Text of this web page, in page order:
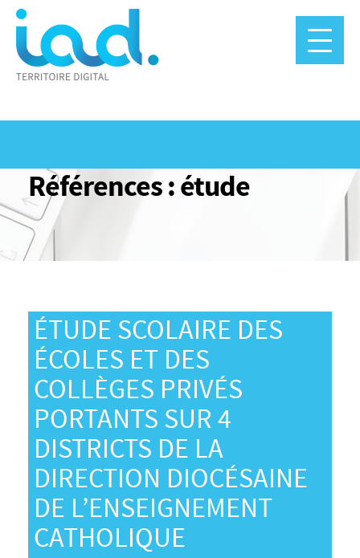
Références : étude
ÉTUDE SCOLAIRE DES
ÉCOLES ET DES
COLLÈGES PRIVÉS
PORTANTS SUR 4
DISTRICTS DE LA
DIRECTION DIOCÉSAINE
DE L’ENSEIGNEMENT
CATHOLIQUE
Panneau de gestion des cookies